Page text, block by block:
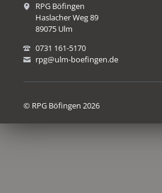
RPG Böfingen
Haslacher Weg 89
89075 Ulm
0731 161-5170
rpg@ulm-boefingen.de
© RPG Böfingen 2026